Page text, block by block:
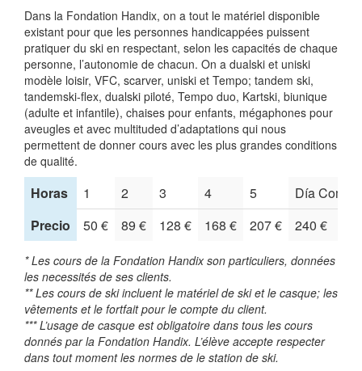
Dans la Fondation Handix, on a tout le matériel disponible
existant pour que les personnes handicappées puissent
pratiquer du ski en respectant, selon les capacités de chaque
personne, l’autonomie de chacun. On a dualski et uniski
modèle loisir, VFC, scarver, uniski et Tempo; tandem ski,
tandemski-flex, dualski piloté, Tempo duo, Kartski, biunique
(adulte et infantile), chaises pour enfants, mégaphones pour
aveugles et avec multituded d’adaptations qui nous
permettent de donner cours avec les plus grandes conditions
de qualité.
Horas
Precio
1
50 €
2
89 €
3
128 €
4
168 €
5
207 €
Día
240 €
* Les cours de la Fondation Handix son particuliers, données
les necessités de ses clients.
** Les cours de ski incluent le matériel de ski et le casque; les
vêtements et le fortfait pour le compte du client.
*** L’usage de casque est obligatoire dans tous les cours
donnés par la Fondation Handix. L’élève accepte respecter
dans tout moment les normes de le station de ski.